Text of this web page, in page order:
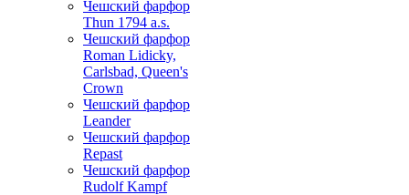
Чешский фарфор
Thun 1794 a.s.
Чешский фарфор
Roman Lidicky,
Carlsbad, Queen's
Crown
Чешский фарфор
Leander
Чешский фарфор
Repast
Чешский фарфор
Rudolf Kampf